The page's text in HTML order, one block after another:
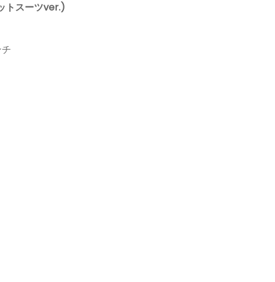
トスーツver.)